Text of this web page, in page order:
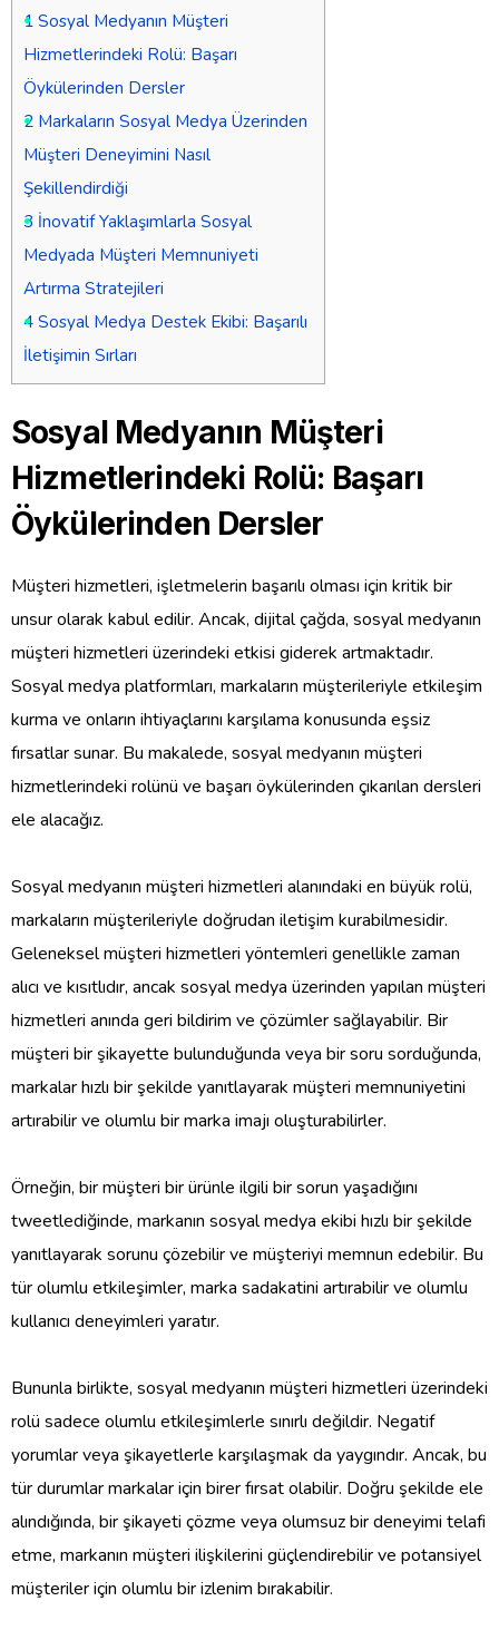
1 Sosyal Medyanın Müşteri
Hizmetlerindeki Rolü: Başarı
Öykülerinden Dersler
2 Markaların Sosyal Medya Üzerinden
Müşteri Deneyimini Nasıl
Şekillendirdiği
3 İnovatif Yaklaşımlarla Sosyal
Medyada Müşteri Memnuniyeti
Artırma Stratejileri
4 Sosyal Medya Destek Ekibi: Başarılı
İletişimin Sırları
Sosyal Medyanın Müşteri
Hizmetlerindeki Rolü: Başarı
Öykülerinden Dersler
Müşteri hizmetleri, işletmelerin başarılı olması için kritik bir
unsur olarak kabul edilir. Ancak, dijital çağda, sosyal medyanın
müşteri hizmetleri üzerindeki etkisi giderek artmaktadır.
Sosyal medya platformları, markaların müşterileriyle etkileşim
kurma ve onların ihtiyaçlarını karşılama konusunda eşsiz
fırsatlar sunar. Bu makalede, sosyal medyanın müşteri
hizmetlerindeki rolünü ve başarı öykülerinden çıkarılan dersleri
ele alacağız.
Sosyal medyanın müşteri hizmetleri alanındaki en büyük rolü,
markaların müşterileriyle doğrudan iletişim kurabilmesidir.
Geleneksel müşteri hizmetleri yöntemleri genellikle zaman
alıcı ve kısıtlıdır, ancak sosyal medya üzerinden yapılan müşteri
hizmetleri anında geri bildirim ve çözümler sağlayabilir. Bir
müşteri bir şikayette bulunduğunda veya bir soru sorduğunda,
markalar hızlı bir şekilde yanıtlayarak müşteri memnuniyetini
artırabilir ve olumlu bir marka imajı oluşturabilirler.
Örneğin, bir müşteri bir ürünle ilgili bir sorun yaşadığını
tweetlediğinde, markanın sosyal medya ekibi hızlı bir şekilde
yanıtlayarak sorunu çözebilir ve müşteriyi memnun edebilir. Bu
tür olumlu etkileşimler, marka sadakatini artırabilir ve olumlu
kullanıcı deneyimleri yaratır.
Bununla birlikte, sosyal medyanın müşteri hizmetleri üzerindeki
rolü sadece olumlu etkileşimlerle sınırlı değildir. Negatif
yorumlar veya şikayetlerle karşılaşmak da yaygındır. Ancak, bu
tür durumlar markalar için birer fırsat olabilir. Doğru şekilde ele
alındığında, bir şikayeti çözme veya olumsuz bir deneyimi telafi
etme, markanın müşteri ilişkilerini güçlendirebilir ve potansiyel
müşteriler için olumlu bir izlenim bırakabilir.